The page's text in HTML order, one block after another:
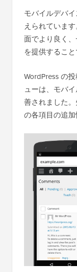
モバイルデバ
えられていま
面でより良く
を提供すること
WordPress の
ューは、モバ
善されました
の各項目の追加